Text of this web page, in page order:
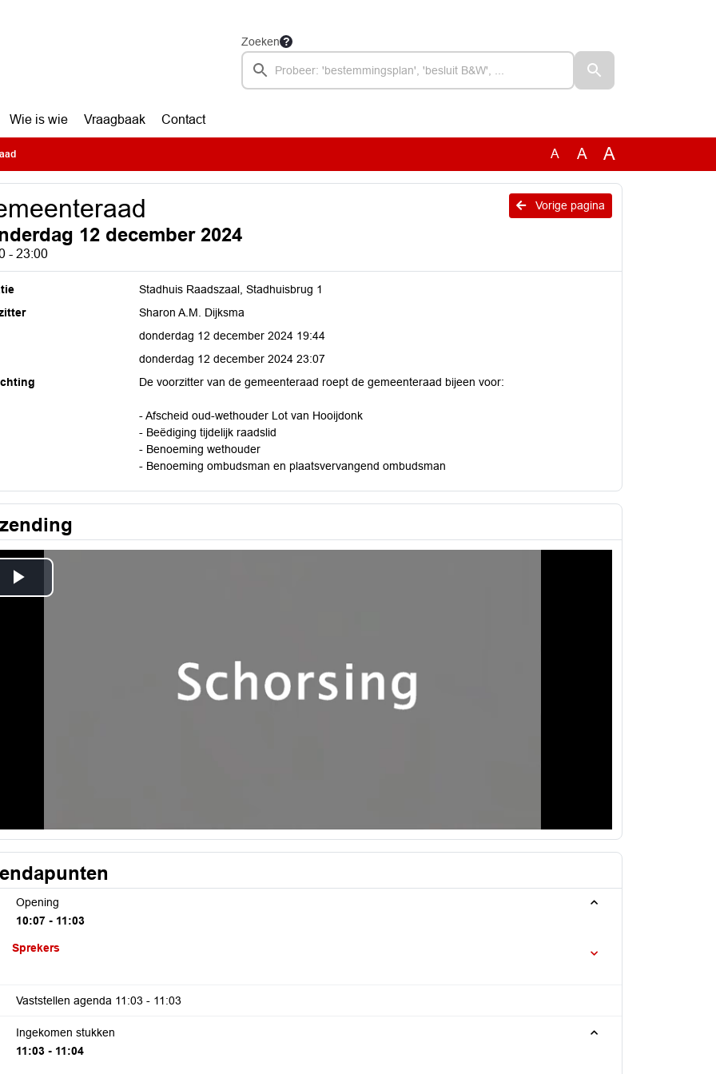
Zoeken
Wie is wie Vraagbaak Contact
A A A
Vorige pagina
12 december 2024
- 23:00
Stadhuis Raadszaal, Stadhuisbrug 1
Sharon A.M. Dijksma
donderdag 12 december 2024 19:44
donderdag 12 december 2024 23:07
De voorzitter van de gemeenteraad roept de gemeenteraad bijeen voor:
- Afscheid oud-wethouder Lot van Hooijdonk
- Beëdiging tijdelijk raadslid
- Benoeming wethouder
- Benoeming ombudsman en plaatsvervangend ombudsman
Play
Opening
10:07 - 11:03
Sprekers
Vaststellen agenda 11:03 - 11:03
Ingekomen stukken
11:03 - 11:04